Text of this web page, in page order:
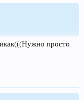
просто